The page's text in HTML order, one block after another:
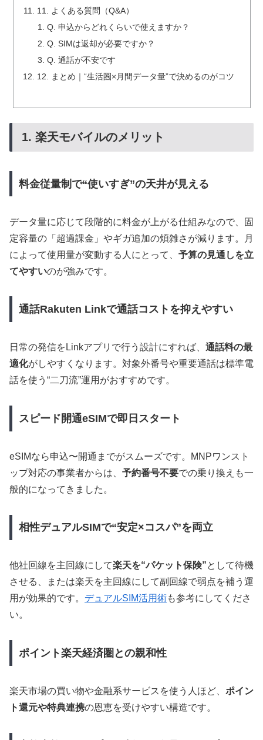
11. よくある質問（Q&A）
Q. 申込からどれくらいで使えますか？
Q. SIMは返却が必要ですか？
Q. 通話が不安です
12. まとめ｜“生活圏×月間データ量”で決めるのがコツ
1. 楽天モバイルのメリット
料金従量制で“使いすぎ”の天井が見える
データ量に応じて段階的に料金が上がる仕組みなので、固
定容量の「超過課金」やギガ追加の煩雑さが減ります。月
によって使用量が変動する人にとって、 予算の見通しを立
てやすいのが強みです。
通話Rakuten Linkで通話コストを抑えやすい
日常の発信をLinkアプリで行う設計にすれば、 通話料の最
適化がしやすくなります。対象外番号や重要通話は標準電
話を使う“二刀流”運用がおすすめです。
スピード開通eSIMで即日スタート
eSIMなら申込〜開通までがスムーズです。MNPワンスト
ップ対応の事業者からは、 予約番号不要での乗り換えも一
般的になってきました。
相性デュアルSIMで“安定×コスパ”を両立
他社回線を主回線にして楽天を“パケット保険”として待機
させる、または楽天を主回線にして副回線で弱点を補う運
用が効果的です。 デュアルSIM活用術も参考にしてくださ
い。
ポイント楽天経済圏との親和性
楽天市場の買い物や金融系サービスを使う人ほど、 ポイン
ト還元や特典連携の恩恵を受けやすい構造です。